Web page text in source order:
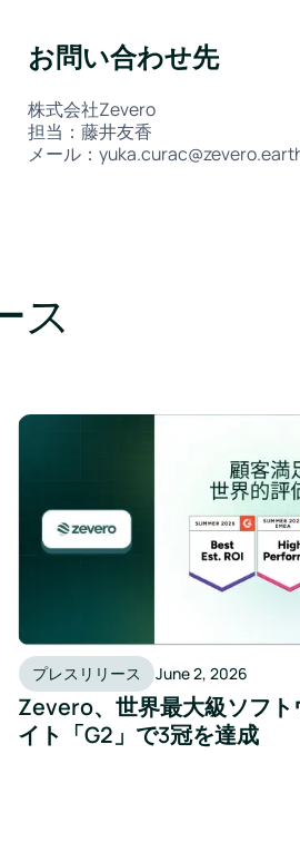
お問い合わせ先
株式会社Zevero
担当：藤井友香
メール：
ス
プレスリリース June 2, 2026
Zevero、世界最大級ソフト
イト「G2」で3冠を達成